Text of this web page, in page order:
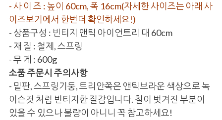
- 사 이 즈 : 높이 60cm, 폭 16cm(자세한 사이즈는 아래 사
이즈보기에서 한번더 확인하세요!)
- 상품구성 : 빈티지 앤틱 아이언트리 대 60cm
- 재 질 : 철제, 스프링
- 무 게 : 600g
소품 주문시 주의사항
- 밑판, 스프링기둥, 트리안쪽은 앤틱브라운 색상으로 녹
이슨것 처럼 빈티지한 질감입니다. 칠이 벗겨진 부분이
있을 수 있으나 불량이 아니니 꼭 참고하세요!